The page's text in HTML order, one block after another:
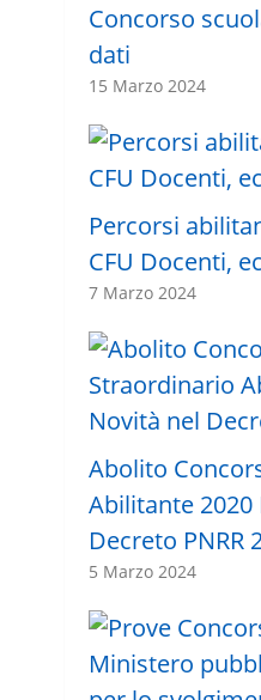
Concorso
dati
15 Marzo 2024
Percorsi
CFU Docenti,
7 Marzo 2024
Abolito
Abilitante 2020
Decreto PNRR
5 Marzo 2024